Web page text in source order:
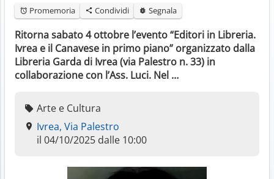
Promemoria Condividi Segnala
Ritorna sabato 4 ottobre l’evento “Editori in Libreria.
Ivrea e il Canavese in primo piano” organizzato dalla
Libreria Garda di Ivrea (via Palestro n. 33) in
collaborazione con l’Ass. Luci. Nel …
Arte e Cultura
Ivrea, Via Palestro
il 04/10/2025 dalle 10:00